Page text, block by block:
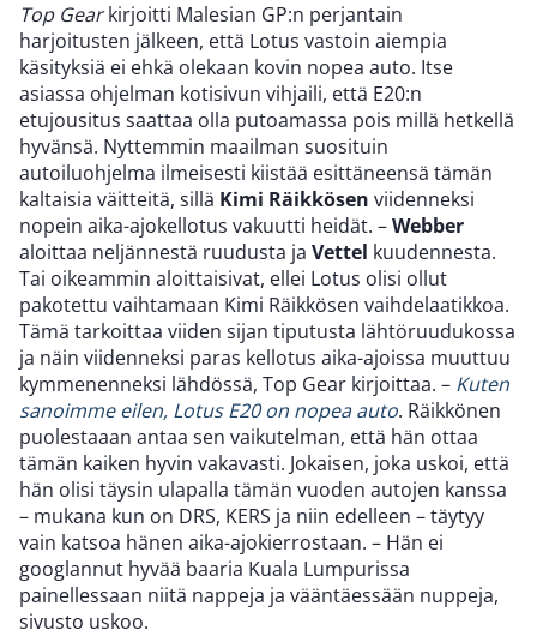
Top Gearkirjoitti Malesian GP:n perjantain
harjoitusten jälkeen, että Lotus vastoin aiempia
käsityksiä ei ehkä olekaan kovin nopea auto. Itse
asiassa ohjelman kotisivun vihjaili, että E20:n
etujousitus saattaa olla putoamassa pois millä hetkellä
hyvänsä. Nyttemmin maailman suosituin
autoiluohjelma ilmeisesti kiistää esittäneensä tämän
kaltaisia väitteitä, sillä Kimi Räikkösen viidenneksi
nopein aika-ajokellotus vakuutti heidät. –Webber
aloittaa neljännestä ruudusta ja Vettel kuudennesta.
Tai oikeammin aloittaisivat, ellei Lotus olisi ollut
pakotettu vaihtamaan Kimi Räikkösen vaihdelaatikkoa.
Tämä tarkoittaa viiden sijan tiputusta lähtöruudukossa
ja näin viidenneksi paras kellotus aika-ajoissa muuttuu
kymmenenneksi lähdössä, Top Gear kirjoittaa. – Kuten
sanoimme eilen, Lotus E20 on nopea auto. Räikkönen
puolestaaan antaa sen vaikutelman, että hän ottaa
tämän kaiken hyvin vakavasti. Jokaisen, joka uskoi, että
hän olisi täysin ulapalla tämän vuoden autojen kanssa
– mukana kun on DRS, KERS ja niin edelleen – täytyy
vain katsoa hänen aika-ajokierrostaan. – Hän ei
googlannut hyvää baaria Kuala Lumpurissa
painellessaan niitä nappeja ja vääntäessään nuppeja,
sivusto uskoo.